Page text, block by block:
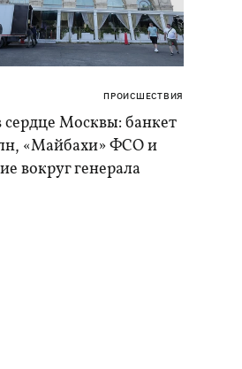
ПРОИСШЕСТВИЯ
сердце Москвы: банкет
«Майбахи» ФСО и
вокруг генерала